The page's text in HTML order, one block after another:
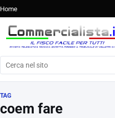
Home
Cerca nel sito
TAG
coem fare